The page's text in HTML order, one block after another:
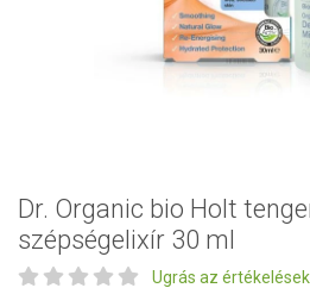
Dr. Organic bio Holt
szépségelixír 30 ml
Ugrás az